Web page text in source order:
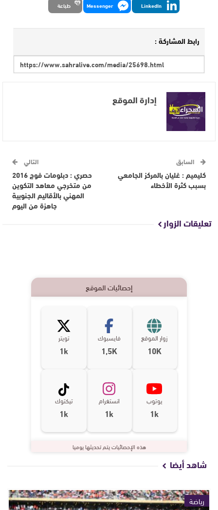
LinkedIn
Messenger طباعة
رابط المشاركة :
إدارة الموقع
السابق
كليميم : غليان بالمركز الجامعي
بسبب كثرة الأخطاء
التالي
حصري : دبلومات فوج 2016
من متخرجي معاهد التكوين
المهني بالأقاليم الجنوبية
جاهزة من اليوم
تعليقات الزوار
إحصائيات الموقع
زوار الموقع
10K
فايسبوك
1,5K
تويتر
1k
يوتوب
1k
انستغرام
1k
تيكتوك
1k
هذه الإحصائيات يتم تحديثها يوميا
شاهد أيضا
رياضة